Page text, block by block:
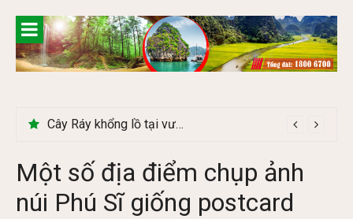
content
Khám phá chợ phiên Bắc Hà có gì đặc biệt
Một số địa điểm chụp ảnh
núi Phú Sĩ giống postcard